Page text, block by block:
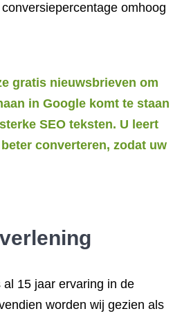
omhoog
gratis nieuwsbrieven om
in Google komt te staan
SEO teksten. U leert
converteren, zodat uw
15 jaar ervaring in de
worden wij gezien als